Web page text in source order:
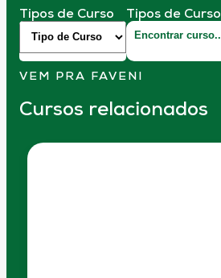
Tipos de Curso Tipos de Curso
VEM PRA FAVENI
Cursos relacionados